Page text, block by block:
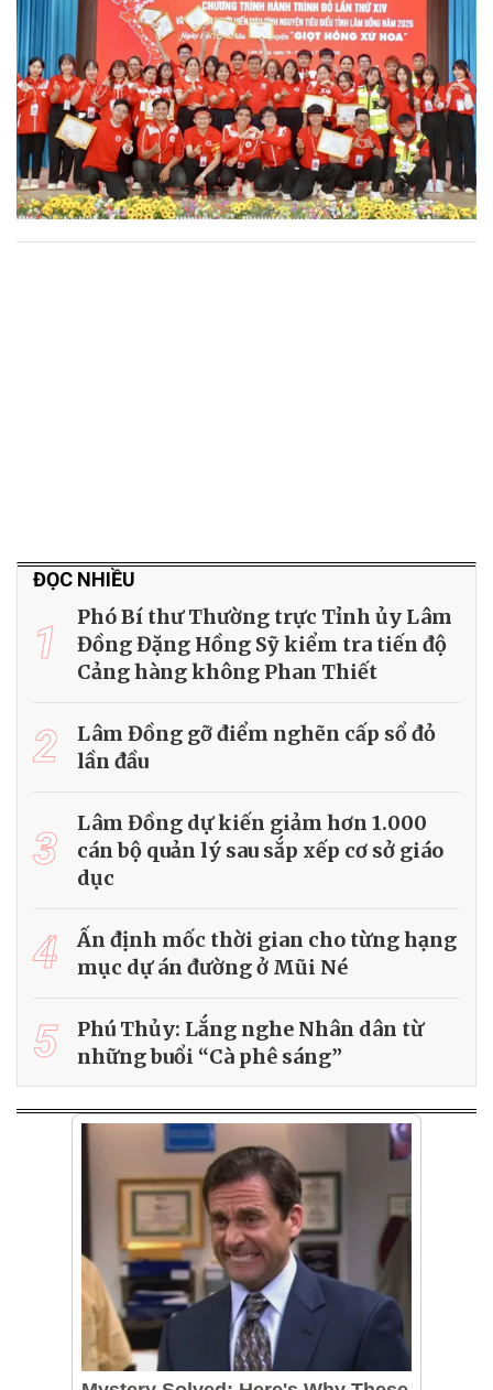
ĐỌC NHIỀU
1
Phó Bí thư Thường trực Tỉnh ủy Lâm
Đồng Đặng Hồng Sỹ kiểm tra tiến độ
Cảng hàng không Phan Thiết
2
Lâm Đồng gỡ điểm nghẽn cấp sổ đỏ
lần đầu
3
Lâm Đồng dự kiến giảm hơn 1.000
cán bộ quản lý sau sắp xếp cơ sở giáo
dục
4
Ấn định mốc thời gian cho từng hạng
mục dự án đường ở Mũi Né
5
Phú Thủy: Lắng nghe Nhân dân từ
những buổi “Cà phê sáng”